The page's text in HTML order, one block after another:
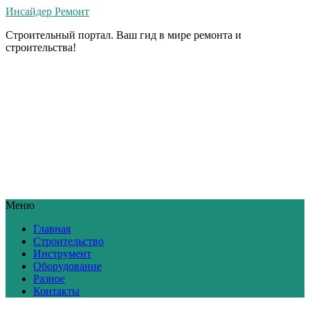
Инсайдер Ремонт
Строительный портал. Ваш гид в мире ремонта и
строительства!
Меню
Главная
Строительство
Инструмент
Оборудование
Разное
Контакты